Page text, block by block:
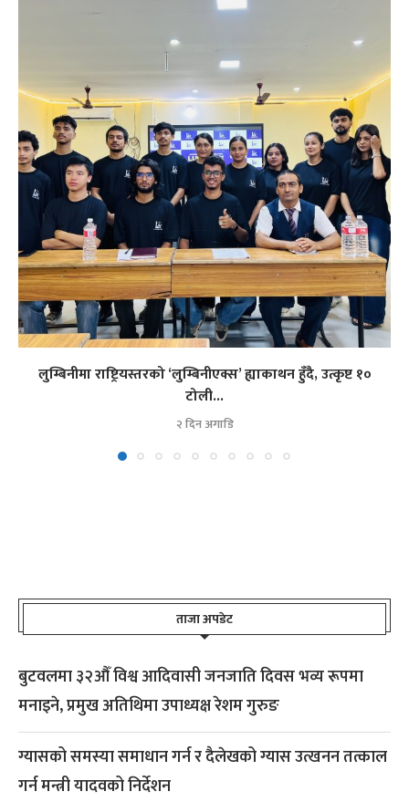
लुम्बिनीमा राष्ट्रियस्तरको ‘लुम्बिनीएक्स’ ह्याकाथन हुँदै, उत्कृष्ट १०
टोली...
२ दिन अगाडि
ताजा अपडेट
बुटवलमा ३२औँ विश्व आदिवासी जनजाति दिवस भव्य रूपमा
मनाइने, प्रमुख अतिथिमा उपाध्यक्ष रेशम गुरुङ
ग्यासको समस्या समाधान गर्न र दैलेखको ग्यास उत्खनन तत्काल
गर्न मन्त्री यादवको निर्देशन